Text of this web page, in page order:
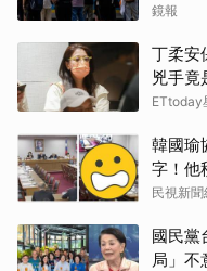
鏡報
丁柔安
兇手竟
ETtoday
韓國瑜
字！他
民視新聞
國民黨
局」不